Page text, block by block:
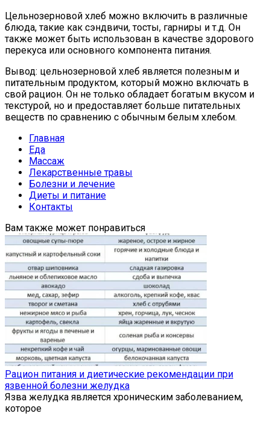
Цельнозерновой хлеб можно включить в различные
блюда, такие как сэндвичи, тосты, гарниры и т.д. Он
также может быть использован в качестве здорового
перекуса или основного компонента питания.
Вывод: цельнозерновой хлеб является полезным и
питательным продуктом, который можно включать в
свой рацион. Он не только обладает богатым вкусом и
текстурой, но и предоставляет больше питательных
веществ по сравнению с обычным белым хлебом.
Главная
Еда
Массаж
Лекарственные травы
Болезни и лечение
Диеты и питание
Контакты
Вам также может понравиться
Рацион питания и диетические рекомендации при
язвенной болезни желудка
Язва желудка является хроническим заболеванием,
которое